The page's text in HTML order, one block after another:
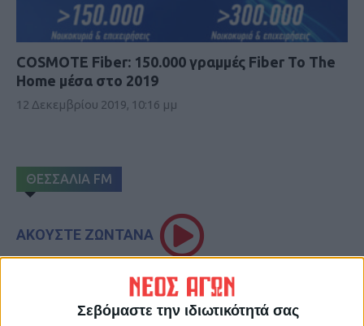
Σεβόμαστε την ιδιωτικότητά σας
COSMOTE Fiber: 150.000 γραμμές Fiber To The
Home μέσα στο 2019
12 Δεκεμβρίου 2019, 10:16 μμ
ΘΕΣΣΑΛΙΑ FM
ΑΚΟΥΣΤΕ ΖΩΝΤΑΝΑ
ΕΠΙΚΕΦΑΛΗΣ ΕΙΔΗΣΕΙΣ